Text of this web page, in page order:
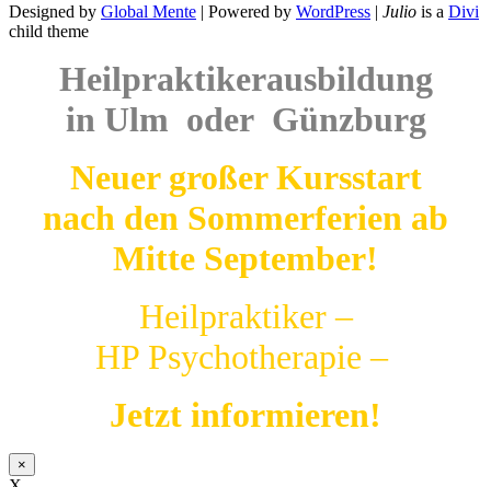
Designed by Global Mente | Powered by WordPress | Julio is a Divi
child theme
Heilpraktikerausbildung
in Ulm oder Günzburg
Neuer großer Kursstart
nach den Sommerferien ab
Mitte September!
Heilpraktiker –
HP Psychotherapie –
Jetzt informieren!
×